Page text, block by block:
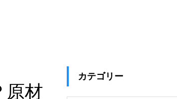
原材
カテゴリー